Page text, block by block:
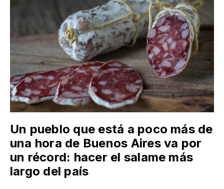
Un pueblo que está a poco más de
una hora de Buenos Aires va por
un récord: hacer el salame más
largo del país